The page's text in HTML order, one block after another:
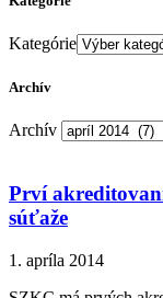
Kategórie
Archív
Archív
Prví
súťaže
1. apríla 2014